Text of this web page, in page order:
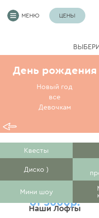
МЕНЮ ЦЕНЫ
День рождения
Новый год
все
Девочкам
Квесты
Диско )
Мини шоу
Наши Лофты
от 3000р.